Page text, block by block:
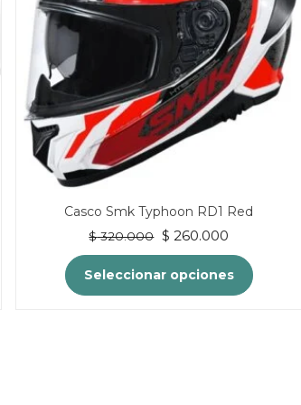
Casco Smk Typhoon RD1 Red
$320.000
El
precio
original
era:
$ 260.000
precio
actual
es:
Seleccionar opciones